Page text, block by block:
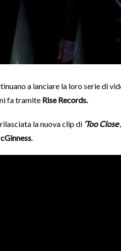
a lanciare la loro serie di
fa tramite Rise Records.
la nuova clip di ‘Too